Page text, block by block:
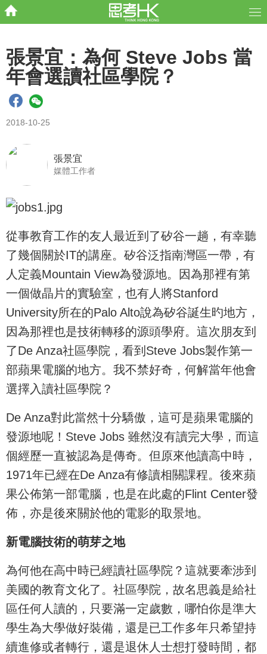
張景宜：為何 Steve Jobs 當
年會選讀社區學院？
2018-10-25
張景宜
媒體工作者
從事教育工作的友人最近到了矽谷一趟，有幸聽
了幾個關於IT的講座。矽谷泛指南灣區一帶，有
人定義Mountain View為發源地。因為那裡有第
一個做晶片的實驗室，也有人將Stanford
University所在的Palo Alto說為矽谷誕生旳地方，
因為那裡也是技術轉移的源頭學府。這次朋友到
了De Anza社區學院，看到Steve Jobs製作第一
部蘋果電腦的地方。我不禁好奇，何解當年他會
選擇入讀社區學院？
De Anza對此當然十分驕傲，這可是蘋果電腦的
發源地呢！Steve Jobs 雖然沒有讀完大學，而這
個經歷一直被認為是傳奇。但原來他讀高中時，
1971年已經在De Anza有修讀相關課程。後來蘋
果公佈第一部電腦，也是在此處的Flint Center發
佈，亦是後來關於他的電影的取景地。
新電腦技術的萌芽之地
為何他在高中時已經讀社區學院？這就要牽涉到
美國的教育文化了。社區學院，故名思義是給社
區任何人讀的，只要滿一定歲數，哪怕你是準大
學生為大學做好裝備，還是已工作多年只希望持
續進修或者轉行，還是退休人士想打發時間，都